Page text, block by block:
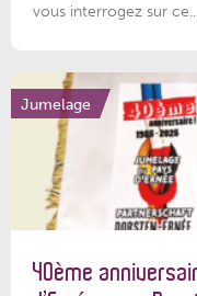
vous interrogez sur
Jumelage
40ème